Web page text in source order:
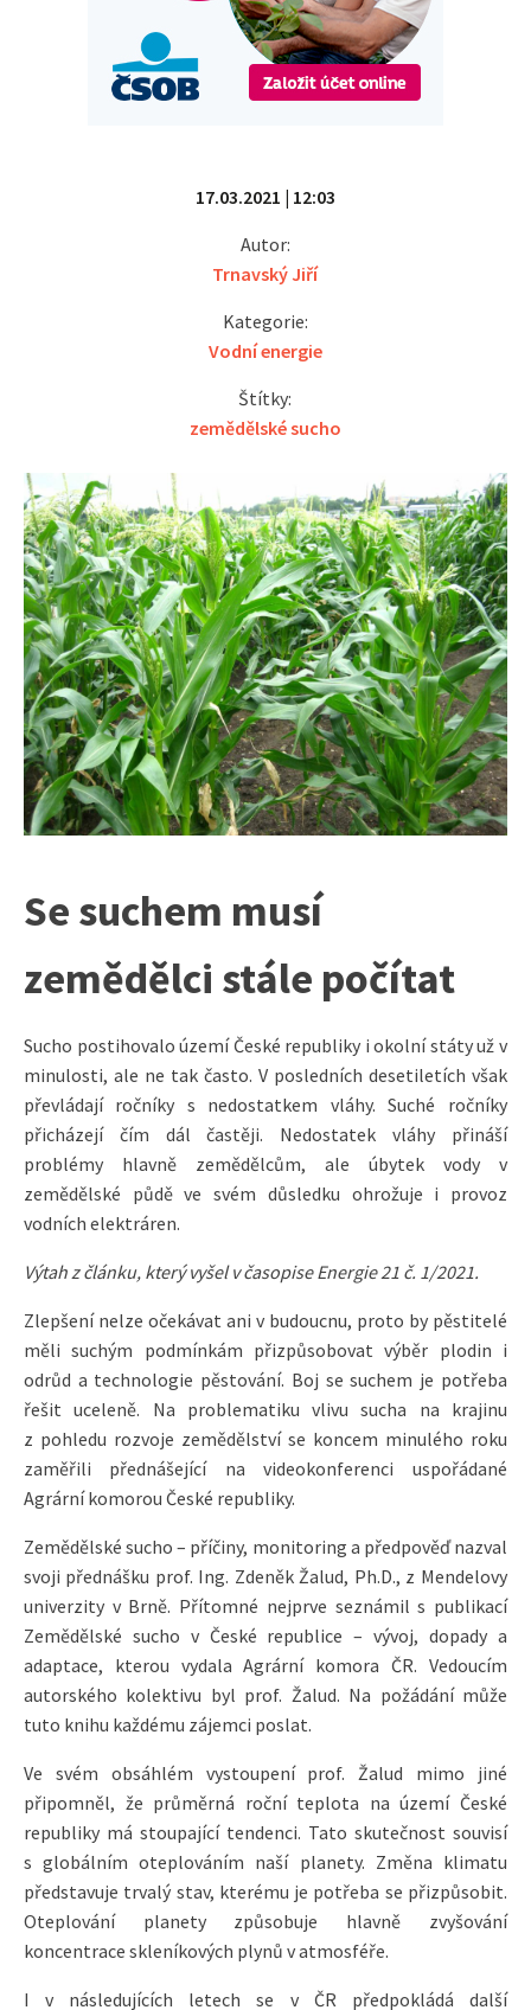
17.03.2021 | 12:03
Autor:
Trnavský Jiří
Kategorie:
Vodní energie
Štítky:
zemědělské sucho
Se suchem musí
zemědělci stále počítat
Sucho postihovalo území České republiky i okolní státy už v
minulosti, ale ne tak často. V posledních desetiletích však
převládají ročníky s nedostatkem vláhy. Suché ročníky
přicházejí čím dál častěji. Nedostatek vláhy přináší
problémy hlavně zemědělcům, ale úbytek vody v
zemědělské půdě ve svém důsledku ohrožuje i provoz
vodních elektráren.
Výtah z článku, který vyšel v časopise Energie 21 č. 1/2021.
Zlepšení nelze očekávat ani v budoucnu, proto by pěstitelé
měli suchým podmínkám přizpůsobovat výběr plodin i
odrůd a technologie pěstování. Boj se suchem je potřeba
řešit uceleně. Na problematiku vlivu sucha na krajinu
z pohledu rozvoje zemědělství se koncem minulého roku
zaměřili přednášející na videokonferenci uspořádané
Agrární komorou České republiky.
Zemědělské sucho – příčiny, monitoring a předpověď nazval
svoji přednášku prof. Ing. Zdeněk Žalud, Ph.D., z Mendelovy
univerzity v Brně. Přítomné nejprve seznámil s publikací
Zemědělské sucho v České republice – vývoj, dopady a
adaptace, kterou vydala Agrární komora ČR. Vedoucím
autorského kolektivu byl prof. Žalud. Na požádání může
tuto knihu každému zájemci poslat.
Ve svém obsáhlém vystoupení prof. Žalud mimo jiné
připomněl, že průměrná roční teplota na území České
republiky má stoupající tendenci. Tato skutečnost souvisí
s globálním oteplováním naší planety. Změna klimatu
představuje trvalý stav, kterému je potřeba se přizpůsobit.
Oteplování planety způsobuje hlavně zvyšování
koncentrace skleníkových plynů v atmosféře.
I v následujících letech se v ČR předpokládá další